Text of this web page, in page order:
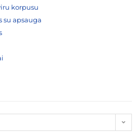
korpusu
su apsauga